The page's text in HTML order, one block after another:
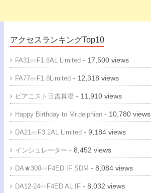
アクセスランキングTop10
FA31㎜F1.8AL Limited- 17,500 views
FA77㎜F1.8Limited- 12,318 views
ピアニスト日吉真澄 - 11,910 views
Happy Birthday to Mr.delphian- 10,780 views
DA21㎜F3.2AL Limited- 9,184 views
インシュレーター - 8,452 views
DA★300㎜F4ED IF SDM - 8,084 views
DA12-24㎜F4ED AL IF- 8,032 views